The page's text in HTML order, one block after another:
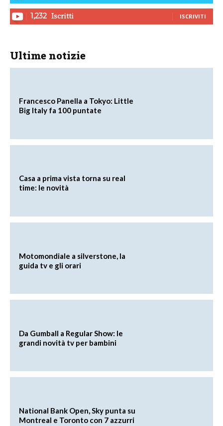
1,232 Iscritti ISCRIVITI
Ultime notizie
Francesco Panella a Tokyo: Little
Big Italy fa 100 puntate
Casa a prima vista torna su real
time: le novità
Motomondiale a silverstone, la
guida tv e gli orari
Da Gumball a Regular Show: le
grandi novità tv per bambini
National Bank Open, Sky punta su
Montreal e Toronto con 7 azzurri